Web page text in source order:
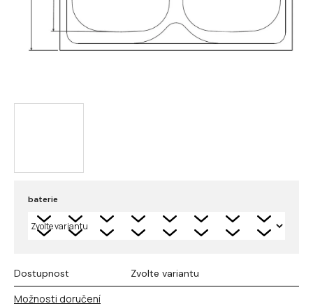
baterie
Dostupnost Zvolte variantu
Možnosti doručení